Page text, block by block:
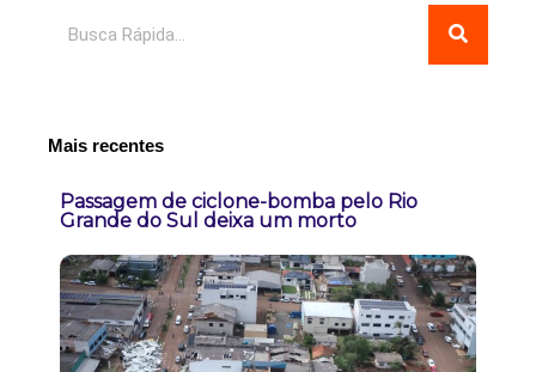
Mais recentes
Passagem de ciclone-bomba pelo Rio
Grande do Sul deixa um morto